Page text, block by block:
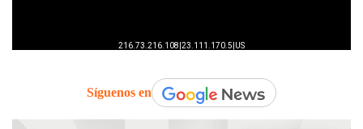
Síguenos en